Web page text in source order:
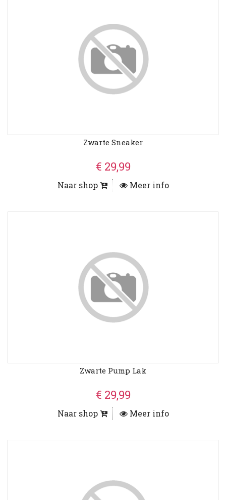
Zwarte Sneaker
€ 29,99
Naar shop Meer info
Zwarte Pump Lak
€ 29,99
Naar shop Meer info